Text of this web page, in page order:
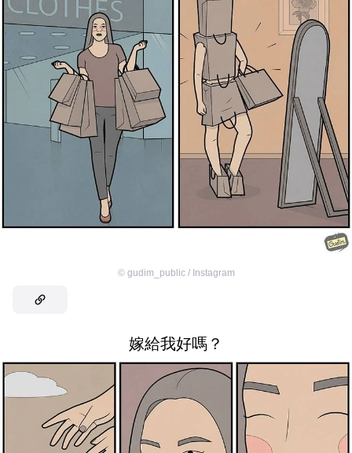
© gudim_public / Instagram
嫁給我好嗎？